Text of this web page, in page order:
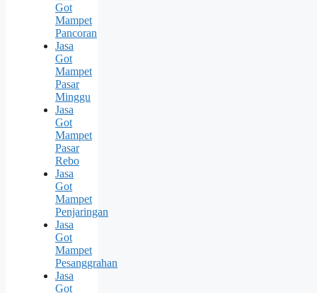
Got
Mampet
Pancoran
Jasa
Got
Mampet
Pasar
Minggu
Jasa
Got
Mampet
Pasar
Rebo
Jasa
Got
Mampet
Penjaringan
Jasa
Got
Mampet
Pesanggrahan
Jasa
Got